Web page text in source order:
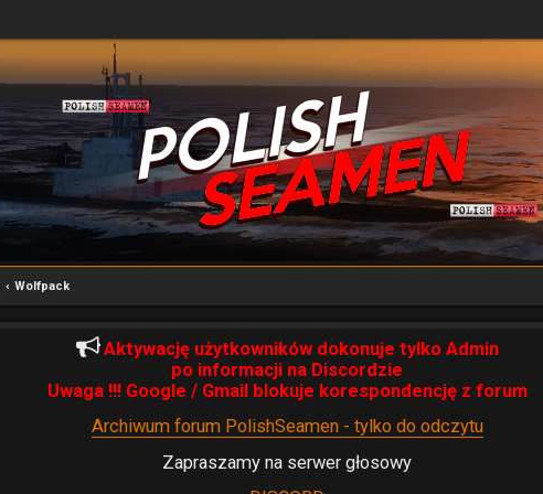
Wolfpack
Aktywację użytkowników dokonuje tylko Admin
po informacji na Discordzie
Uwaga !!! Google / Gmail blokuje korespondencję z forum
Archiwum forum PolishSeamen - tylko do odczytu
Zapraszamy na serwer głosowy